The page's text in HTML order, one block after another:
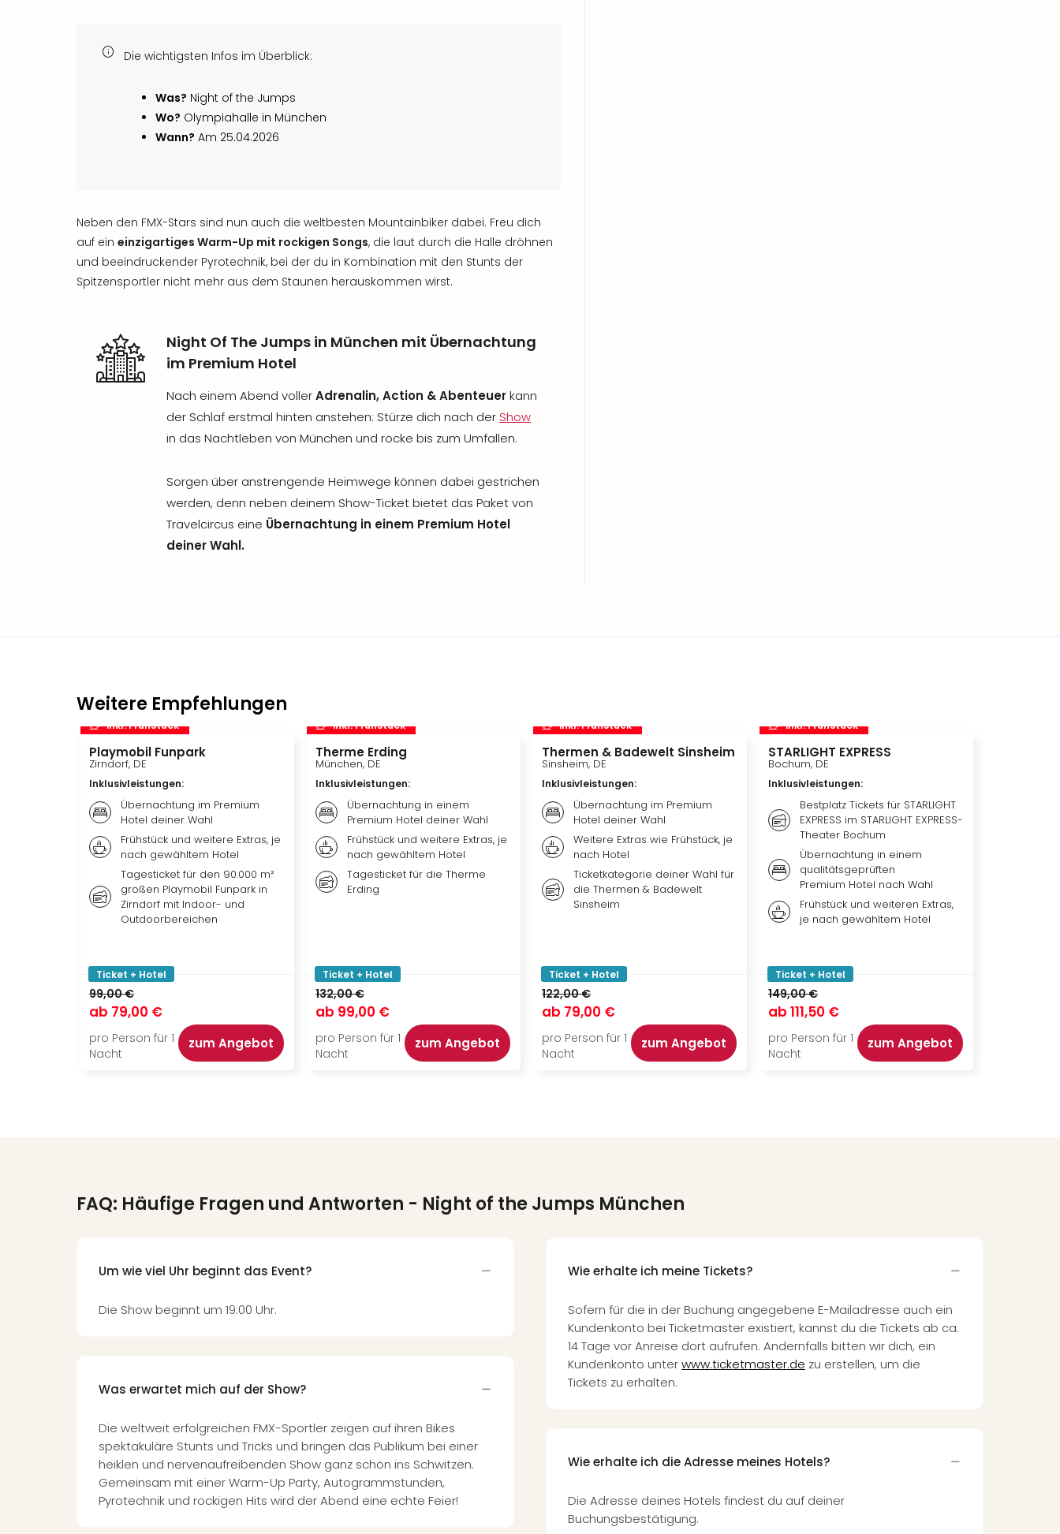
Die wichtigsten Infos im Überblick:
Was? Night of the Jumps
Wo? Olympiahalle in München
Wann? Am 25.04.2026
Neben den FMX-Stars sind nun auch die weltbesten Mountainbiker dabei. Freu dich
auf ein einzigartiges Warm-Up mit rockigen Songs, die laut durch die Halle dröhnen
und beeindruckender Pyrotechnik, bei der du in Kombination mit den Stunts der
Spitzensportler nicht mehr aus dem Staunen herauskommen wirst.
Night Of The Jumps in München mit Übernachtung
im Premium Hotel
Nach einem Abend vollerAdrenalin, Action & Abenteuerkann
der Schlaf erstmal hinten anstehen: Stürze dich nach der Show
in das Nachtleben von München und rocke bis zum Umfallen.
Sorgen über anstrengende Heimwege können dabei gestrichen
werden, denn neben deinem Show-Ticket bietet das Paket von
Travelcircus eine Übernachtung in einem Premium Hotel
deiner Wahl.
Weitere Empfehlungen
inkl. Frühstück
Playmobil Funpark
Zirndorf, DE
Inklusivleistungen:
Übernachtung im Premium
Hotel deiner Wahl
Frühstück und weitere Extras, je
nach gewähltem Hotel
Tagesticket für den 90.000 m²
großen Playmobil Funpark in
Zirndorf mit Indoor- und
Outdoorbereichen
Ticket + Hotel
99,00 €
ab 79,00 €
pro Person für 1
Nacht
zum Angebot
inkl. Frühstück
Therme Erding
München, DE
Inklusivleistungen:
Übernachtung in einem
Premium Hotel deiner Wahl
Frühstück und weitere Extras, je
nach gewähltem Hotel
Tagesticket für die Therme
Erding
Ticket + Hotel
132,00 €
ab 99,00 €
pro Person für 1
Nacht
zum Angebot
inkl. Frühstück
Thermen & Badewelt Sinsheim
Sinsheim, DE
Inklusivleistungen:
Übernachtung im Premium
Hotel deiner Wahl
Weitere Extras wie Frühstück, je
nach Hotel
Ticketkategorie deiner Wahl für
die Thermen & Badewelt
Sinsheim
Ticket + Hotel
122,00 €
ab 79,00 €
pro Person für 1
Nacht
zum Angebot
inkl. Frühstück
STARLIGHT EXPRESS
Bochum, DE
Inklusivleistungen:
Bestplatz Tickets für STARLIGHT
EXPRESS im STARLIGHT EXPRESS-
Theater Bochum
Übernachtung in einem
qualitätsgeprüften
Premium Hotel nach Wahl
Frühstück und weiteren Extras,
je nach gewähltem Hotel
Ticket + Hotel
149,00 €
ab 111,50 €
pro Person für 1
Nacht
zum Angebot
FAQ: Häufige Fragen und Antworten - Night of the Jumps München
Um wie viel Uhr beginnt das Event?
Die Show beginnt um 19:00 Uhr.
Was erwartet mich auf der Show?
Die weltweit erfolgreichen FMX-Sportler zeigen auf ihren Bikes
spektakuläre Stunts und Tricks und bringen das Publikum bei einer
heiklen und nervenaufreibenden Show ganz schön ins Schwitzen.
Gemeinsam mit einer Warm-Up Party, Autogrammstunden,
Pyrotechnik und rockigen Hits wird der Abend eine echte Feier!
Wie erhalte ich meine Tickets?
Sofern für die in der Buchung angegebene E-Mailadresse auch ein
Kundenkonto bei Ticketmaster existiert, kannst du die Tickets ab ca.
14 Tage vor Anreise dort aufrufen. Andernfalls bitten wir dich, ein
Kundenkonto unterwww.ticketmaster.de zu erstellen, um die
Tickets zu erhalten.
Wie erhalte ich die Adresse meines Hotels?
Die Adresse deines Hotels findest du auf deiner
Buchungsbestätigung.